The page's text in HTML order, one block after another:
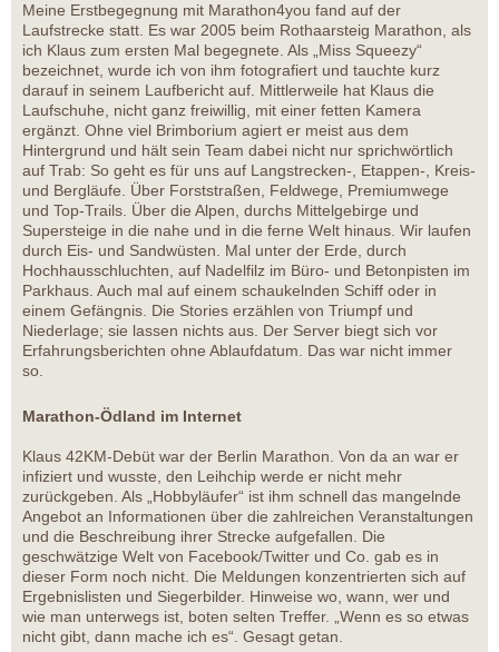
Meine Erstbegegnung mit Marathon4you fand auf der
Laufstrecke statt. Es war 2005 beim Rothaarsteig Marathon, als
ich Klaus zum ersten Mal begegnete. Als „Miss Squeezy“
bezeichnet, wurde ich von ihm fotografiert und tauchte kurz
darauf in seinem Laufbericht auf. Mittlerweile hat Klaus die
Laufschuhe, nicht ganz freiwillig, mit einer fetten Kamera
ergänzt. Ohne viel Brimborium agiert er meist aus dem
Hintergrund und hält sein Team dabei nicht nur sprichwörtlich
auf Trab: So geht es für uns auf Langstrecken-, Etappen-, Kreis-
und Bergläufe. Über Forststraßen, Feldwege, Premiumwege
und Top-Trails. Über die Alpen, durchs Mittelgebirge und
Supersteige in die nahe und in die ferne Welt hinaus. Wir laufen
durch Eis- und Sandwüsten. Mal unter der Erde, durch
Hochhausschluchten, auf Nadelfilz im Büro- und Betonpisten im
Parkhaus. Auch mal auf einem schaukelnden Schiff oder in
einem Gefängnis. Die Stories erzählen von Triumpf und
Niederlage; sie lassen nichts aus. Der Server biegt sich vor
Erfahrungsberichten ohne Ablaufdatum. Das war nicht immer
so.
Marathon-Ödland im Internet
Klaus 42KM-Debüt war der Berlin Marathon. Von da an war er
infiziert und wusste, den Leihchip werde er nicht mehr
zurückgeben. Als „Hobbyläufer“ ist ihm schnell das mangelnde
Angebot an Informationen über die zahlreichen Veranstaltungen
und die Beschreibung ihrer Strecke aufgefallen. Die
geschwätzige Welt von Facebook/Twitter und Co. gab es in
dieser Form noch nicht. Die Meldungen konzentrierten sich auf
Ergebnislisten und Siegerbilder. Hinweise wo, wann, wer und
wie man unterwegs ist, boten selten Treffer. „Wenn es so etwas
nicht gibt, dann mache ich es“. Gesagt getan.